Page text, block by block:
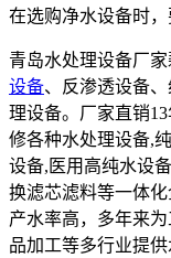
在选购净水设备时
青岛水处理设备厂
设备、反渗透设备、
理设备。厂家直销
修各种水处理设备,
设备,医用高纯水设
换滤芯滤料等一体
产水率高，多年来
品加工等多行业提供